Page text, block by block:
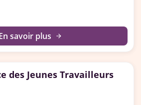
savoir plus arrow_forward
des Jeunes Travailleurs